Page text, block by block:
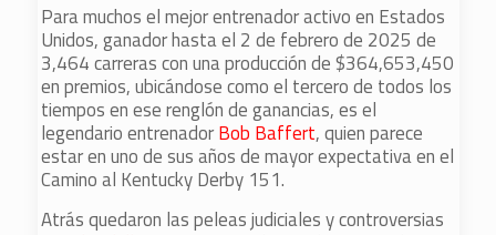
Para muchos el mejor entrenador activo en Estados
Unidos, ganador hasta el 2 de febrero de 2025 de
3,464 carreras con una producción de $364,653,450
en premios, ubicándose como el tercero de todos los
tiempos en ese renglón de ganancias, es el
legendario entrenadorBob Baffert, quien parece
estar en uno de sus años de mayor expectativa en el
Camino al Kentucky Derby 151.
Atrás quedaron las peleas judiciales y controversias